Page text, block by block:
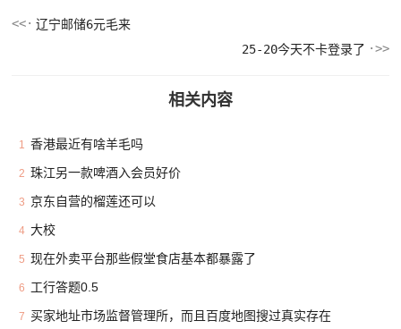
辽宁邮储6元毛来
25-20今天不卡登录了
相关内容
1 香港最近有啥羊毛吗
2 珠江另一款啤酒入会员好价
3 京东自营的榴莲还可以
4 大校
5 现在外卖平台那些假堂食店基本都暴露了
6 工行答题0.5
7 买家地址市场监督管理所，而且百度地图搜过真实存在